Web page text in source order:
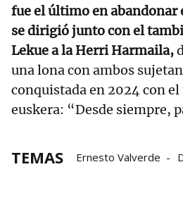
fue el último en abandonar
se dirigió junto con el
Lekue a la Herri Harmaila,
una lona con ambos
conquistada en 2024 con el
euskera: “Desde siempre,
TEMAS Ernesto Valverde